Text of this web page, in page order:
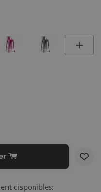
disponibles: